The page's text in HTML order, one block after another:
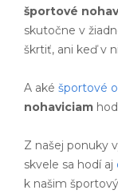
športové
skutočne v
škrtiť, ani keď v
A aké športové
nohaviciam
Z našej ponuky
skvele sa hodí aj
k našim